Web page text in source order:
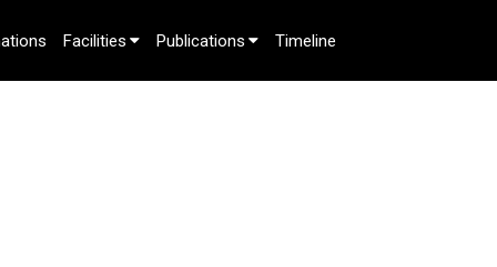
Facilities Publications Timeline